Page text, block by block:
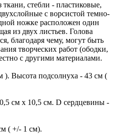
стебли - пластиковые,
с ворсистой темно-
ножке расположен один
из двух листьев. Голова
благодаря чему, могут быть
творческих работ (ободки,
с другими материалами.
). Высота подсолнуха - 43 см (
см х 10,5 см. D сердцевины -
( +/- 1 см).